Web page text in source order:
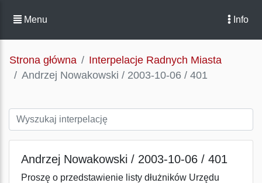
Menu Info
Strona główna
Interpelacje Radnych Miasta
Andrzej Nowakowski / 2003-10-06 / 401
Andrzej Nowakowski / 2003-10-06 / 401
Proszę o przedstawienie listy dłużników Urzędu